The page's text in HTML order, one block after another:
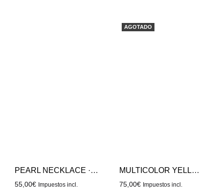
PEARL NECKLACE · S COLOR 4
55,00€ Impuestos incl.
AGOTADO
MULTICOLOR YELLOW
75,00€ Impuestos incl.